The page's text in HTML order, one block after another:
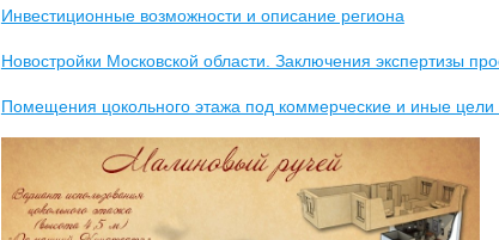
Инвестиционные возможности и описание региона
Новостройки Московской области. Заключения экспертизы
Помещения цокольного этажа под коммерческие и иные